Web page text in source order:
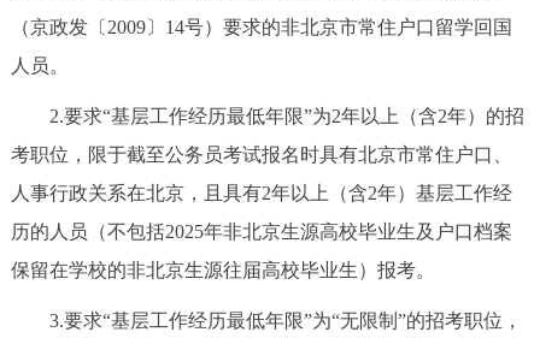
（京政发〔2009〕14号）要求的非北京市常住户口留学回国
人员。
2.要求“基层工作经历最低年限”为2年以上（含2年）的招
考职位，限于截至公务员考试报名时具有北京市常住户口、
人事行政关系在北京，且具有2年以上（含2年）基层工作经
历的人员（不包括2025年非北京生源高校毕业生及户口档案
保留在学校的非北京生源往届高校毕业生）报考。
3.要求“基层工作经历最低年限”为“无限制”的招考职位，